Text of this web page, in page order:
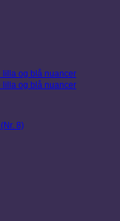
8)